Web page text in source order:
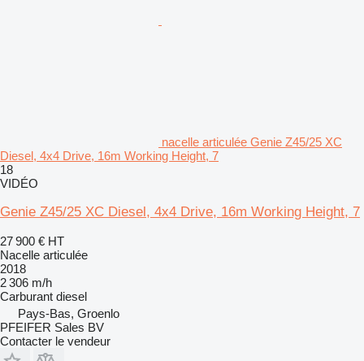
nacelle articulée Genie Z45/25 XC
Diesel, 4x4 Drive, 16m Working Height, 7
18
VIDÉO
Genie Z45/25 XC Diesel, 4x4 Drive, 16m Working Height, 7
27 900 € HT
Nacelle articulée
2018
2 306 m/h
Carburant diesel
Pays-Bas, Groenlo
PFEIFER Sales BV
Contacter le vendeur